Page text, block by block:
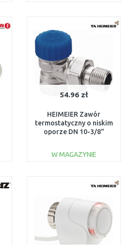
Do porównania
54.96 zł
HEIMEIER Zawór
termostatyczny o niskim
oporze DN 10-3/8"
W MAGAZYNIE
Do porównania